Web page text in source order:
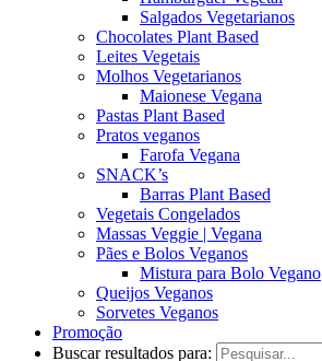
Salgados Vegetarianos
Chocolates Plant Based
Leites Vegetais
Molhos Vegetarianos
Maionese Vegana
Pastas Plant Based
Pratos veganos
Farofa Vegana
SNACK’s
Barras Plant Based
Vegetais Congelados
Massas Veggie | Vegana
Pães e Bolos Veganos
Mistura para Bolo Vegano
Queijos Veganos
Sorvetes Veganos
Promoção
Buscar resultados para: